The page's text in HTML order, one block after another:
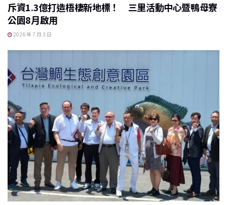
斥資1.3億打造梧棲新地標！ 三里活動中心暨鴨母寮
公園8月啟用
2026 年 7 月 3 日